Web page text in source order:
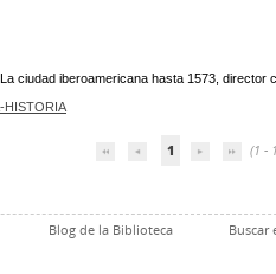
ciudad iberoamericana hasta 1573, director
HISTORIA
1 (1 -
Blog de la Biblioteca Buscar